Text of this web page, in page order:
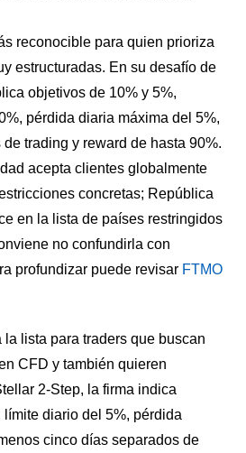
reconocible para quien prioriza
estructuradas. En su desafío de
objetivos de 10% y 5%,
pérdida diaria máxima del 5%,
trading y reward de hasta 90%.
acepta clientes globalmente
concretas; República
en la lista de países restringidos
no confundirla con
profundizar puede revisar FTMO
lista para traders que buscan
CFD y también quieren
2-Step, la firma indica
diario del 5%, pérdida
cinco días separados de